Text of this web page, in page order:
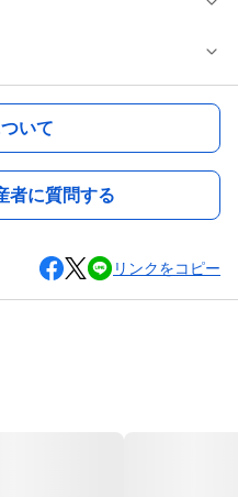
いて
者に質問する
リンクをコピー